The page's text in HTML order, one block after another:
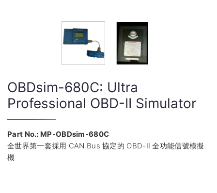
OBDsim-680C: Ultra
Professional OBD-II Simulator
Part No.: MP-OBDsim-680C
全世界第一套採用 CAN Bus 協定的 OBD-II 全功能信號模擬
機